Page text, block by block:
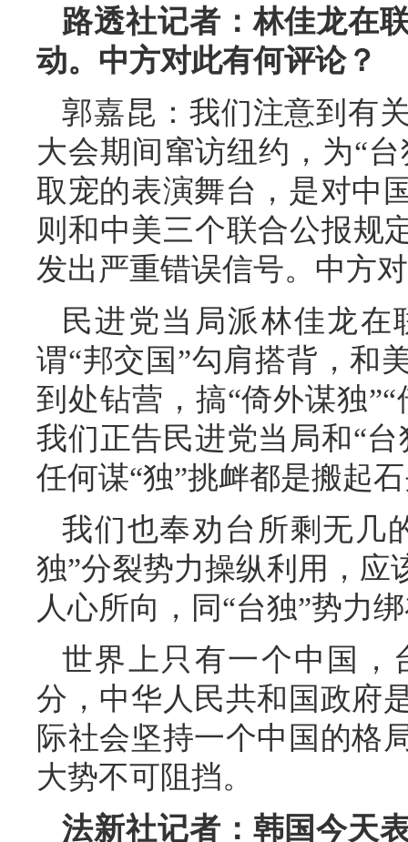
路透社记者：林佳龙在
动。中方对此有何评论？
郭嘉昆：我们注意到有
大会期间窜访纽约，为“
取宠的表演舞台，是对中
则和中美三个联合公报规
发出严重错误信号。中方
民进党当局派林佳龙
谓“邦交国”勾肩搭背，和
到处钻营，搞“倚外谋独
我们正告民进党当局和“
任何谋“独”挑衅都是搬起
我们也奉劝台所剩无几
独”分裂势力操纵利用，应
人心所向，同“台独”势力
世界上只有一个中国，
分，中华人民共和国政府
际社会坚持一个中国的格
大势不可阻挡。
法新社记者：韩国今天